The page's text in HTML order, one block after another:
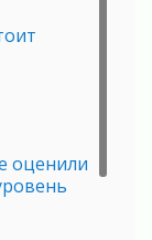
оценили